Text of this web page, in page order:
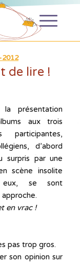
2012
de lire !
la présentation
aux trois
participantes,
d’abord
surpris par une
scène insolite
eux, se sont
en vrac !
pas trop gros.
son opinion sur